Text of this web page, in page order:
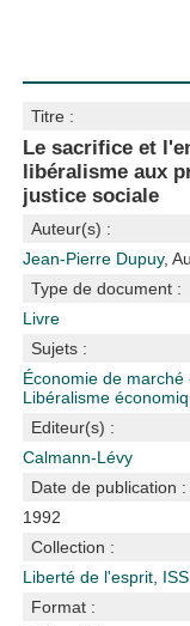
Titre :
Le sacrifice et
libéralisme aux
justice sociale
Auteur(s) :
Jean-Pierre Dupuy,
Type de document :
Livre
Sujets :
Économie de marché
Libéralisme
Editeur(s) :
Calmann-Lévy
Date de publication :
1992
Collection :
Liberté de l'esprit,
Format :